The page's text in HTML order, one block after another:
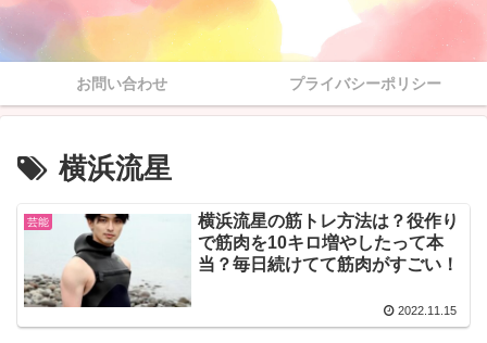
お問い合わせ プライバシーポリシー
横浜流星
芸能
横浜流星の筋トレ方法は？役作り
で筋肉を10キロ増やしたって本
当？毎日続けてて筋肉がすごい！
2022.11.15